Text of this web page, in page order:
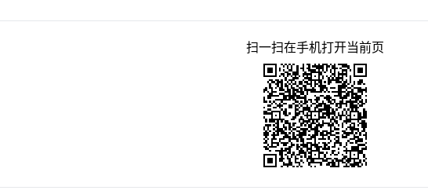
扫一扫在手机打开当前页